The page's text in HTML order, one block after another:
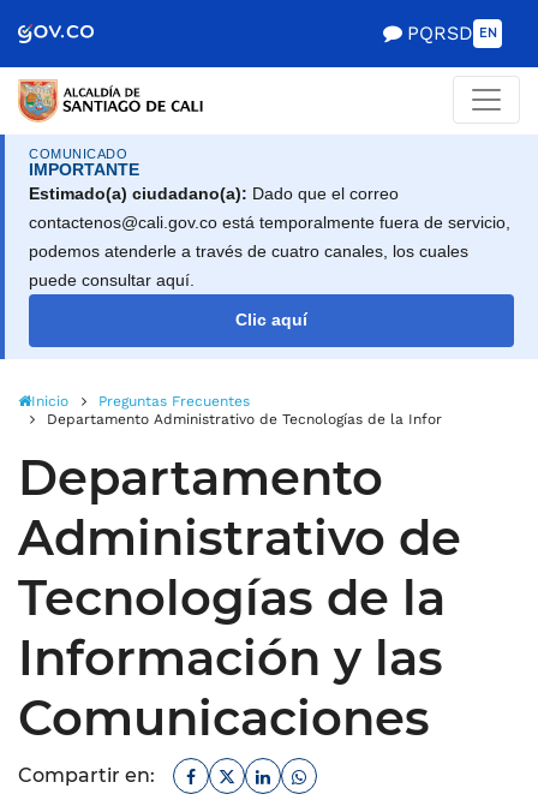
de Santiago
PQRSD EN
COMUNICADO
IMPORTANTE
Estimado(a) ciudadano(a): Dado que el correo
contactenos@cali.gov.co está temporalmente fuera de servicio,
podemos atenderle a través de cuatro canales, los cuales
puede consultar aquí.
Clic aquí
Inicio
Preguntas Frecuentes
Departamento Administrativo de Tecnologías de la Información y las
Departamento
Administrativo de
Tecnologías de la
Información y las
Comunicaciones
Compartir en: Facebook
TwitterLinkedinWhatsapp